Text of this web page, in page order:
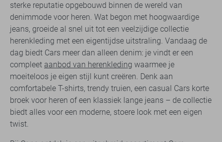
sterke reputatie opgebouwd binnen de wereld van
denimmode voor heren. Wat begon met hoogwaardige
jeans, groeide al snel uit tot een veelzijdige collectie
herenkleding met een eigentijdse uitstraling. Vandaag de
dag biedt Cars meer dan alleen denim: je vindt er een
compleet aanbod van herenkleding waarmee je
moeiteloos je eigen stijl kunt creëren. Denk aan
comfortabele T-shirts, trendy truien, een casual Cars korte
broek voor heren of een klassiek lange jeans – de collectie
biedt alles voor een moderne, stoere look met een eigen
twist.